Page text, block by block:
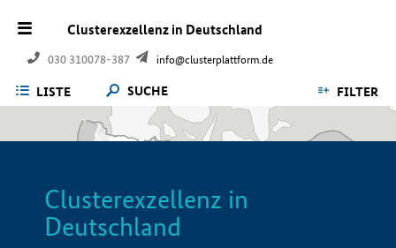
Clusterexzellenz in Deutschland
030 310078-387 info@clusterplattform.de
LISTE SUCHE FILTER
Clusterexzellenz in
Deutschland